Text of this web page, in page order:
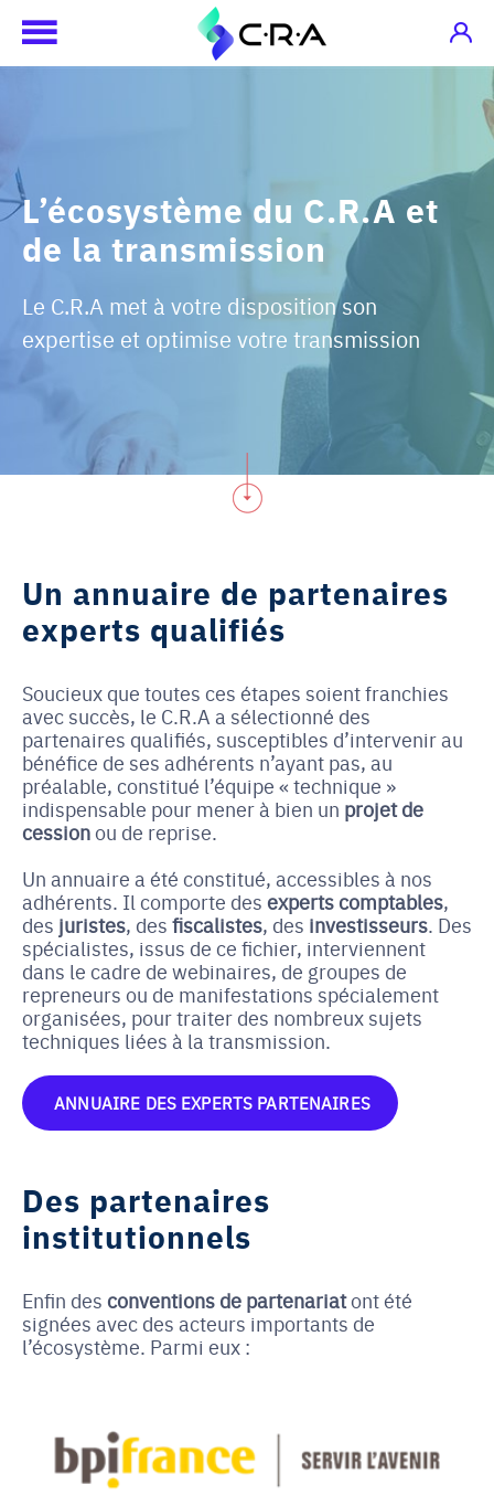
L’écosystème du C.R.A et
de la transmission
Le C.R.A met à votre disposition son
expertise et optimise votre transmission
Un annuaire de partenaires
experts qualifiés
Soucieux que toutes ces étapes soient franchies
avec succès, le C.R.A a sélectionné des
partenaires qualifiés, susceptibles d’intervenir au
bénéfice de ses adhérents n’ayant pas, au
préalable, constitué l’équipe « technique »
indispensable pour mener à bien un projet de
cession ou de reprise.
Un annuaire a été constitué, accessibles à nos
adhérents. Il comporte des experts comptables,
des juristes, des fiscalistes, des investisseurs. Des
spécialistes, issus de ce fichier, interviennent
dans le cadre de webinaires, de groupes de
repreneurs ou de manifestations spécialement
organisées, pour traiter des nombreux sujets
techniques liées à la transmission.
ANNUAIRE DES EXPERTS PARTENAIRES
Des partenaires
institutionnels
Enfin des conventions de partenariatont été
signées avec des acteurs importants de
l’écosystème. Parmi eux :